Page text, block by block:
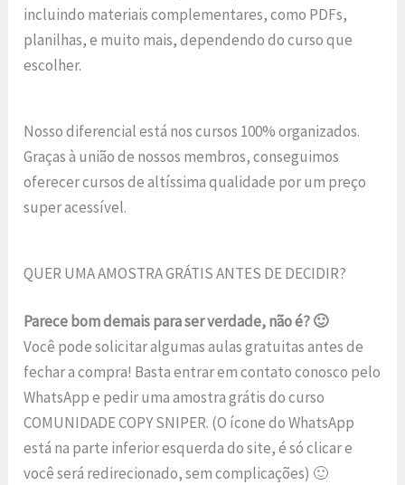
incluindo materiais complementares, como PDFs,
planilhas, e muito mais, dependendo do curso que
escolher.
Nosso diferencial está nos cursos 100% organizados.
Graças à união de nossos membros, conseguimos
oferecer cursos de altíssima qualidade por um preço
super acessível.
QUER UMA AMOSTRA GRÁTIS ANTES DE DECIDIR?
Parece bom demais para ser verdade, não é? 🙂
Você pode solicitar algumas aulas gratuitas antes de
fechar a compra! Basta entrar em contato conosco pelo
WhatsApp e pedir uma amostra grátis do curso
COMUNIDADE COPY SNIPER. (O ícone do WhatsApp
está na parte inferior esquerda do site, é só clicar e
você será redirecionado, sem complicações) 🙂